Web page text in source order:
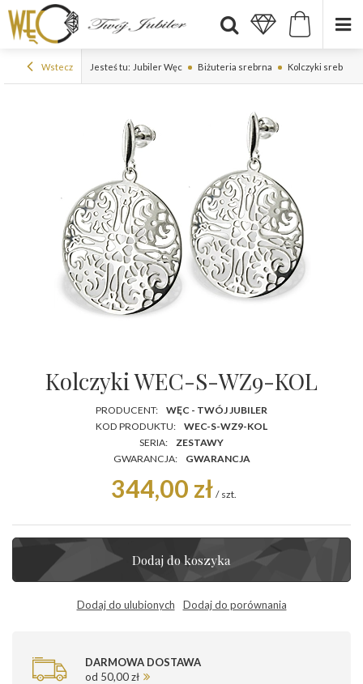
Wstecz Jesteś tu: Jubiler Węc Biżuteria srebrna Kolczyki srebrne
Kolczyki WEC-S-WZ9-KOL
PRODUCENT:
WĘC - TWÓJ JUBILER
KOD PRODUKTU:
WEC-S-WZ9-KOL
SERIA:
ZESTAWY
GWARANCJA:
GWARANCJA
344,00 zł / szt.
Dodaj do koszyka
Dodaj do ulubionych Dodaj do porównania
DARMOWA DOSTAWA
od 50,00 zł